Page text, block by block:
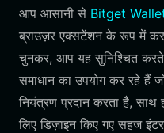
आप आसानी से Bitget
ब्राउज़र एक्सटेंशन के रूप में
चुनकर, आप यह सुनिश्चित
समाधान का उपयोग कर रहे हैं
नियंत्रण प्रदान करता है, साथ
लिए डिज़ाइन किए गए सहज